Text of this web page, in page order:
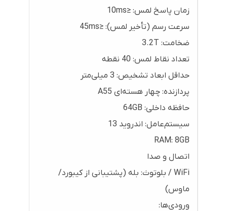
زمان پاسخ لمس: ≤10ms
سرعت رسم (تأخیر لمس): ≤45ms
ضخامت: 3.2T
تعداد نقاط لمس: 40 نقطه
حداقل ابعاد تشخیص: 3 میلی‌متر
پردازنده: چهار هسته‌ای A55
حافظه داخلی: 64GB
سیستم‌عامل: اندروید 13
RAM: 8GB
اتصال و صدا
WiFi / بلوتوث: بله (پشتیبانی از کیبورد/
ماوس)
ورودی‌ها: